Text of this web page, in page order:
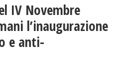
IV Novembre
l’inaugurazione
e anti-